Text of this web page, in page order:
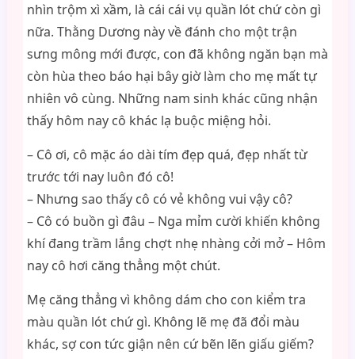
nhìn trộm xì xầm, là cái cái vụ quần lót chứ còn gì
nữa. Thằng Dương này về đánh cho một trận
sưng mông mới được, con đã không ngăn bạn mà
còn hùa theo báo hại bây giờ làm cho mẹ mất tự
nhiên vô cùng. Những nam sinh khác cũng nhận
thấy hôm nay cô khác lạ buộc miệng hỏi.
– Cô ơi, cô mặc áo dài tím đẹp quá, đẹp nhất từ
trước tới nay luôn đó cô!
– Nhưng sao thấy cô có vẻ không vui vậy cô?
– Cô có buồn gì đâu – Nga mỉm cười khiến không
khí đang trầm lắng chợt nhẹ nhàng cởi mở – Hôm
nay cô hơi căng thẳng một chút.
Mẹ căng thẳng vì không dám cho con kiểm tra
màu quần lót chứ gì. Không lẽ mẹ đã đổi màu
khác, sợ con tức giận nên cứ bẽn lẽn giấu giếm?